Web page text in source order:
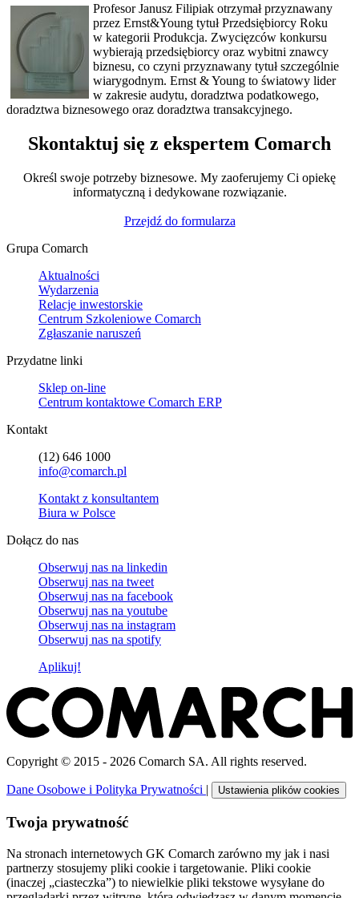
Profesor Janusz Filipiak otrzymał przyznawany
przez Ernst&Young tytuł Przedsiębiorcy Roku
w kategorii Produkcja. Zwycięzców konkursu
wybierają przedsiębiorcy oraz wybitni znawcy
biznesu, co czyni przyznawany tytuł szczególnie
wiarygodnym. Ernst & Young to światowy lider
w zakresie audytu, doradztwa podatkowego,
doradztwa biznesowego oraz doradztwa transakcyjnego.
Skontaktuj się z ekspertem Comarch
Określ swoje potrzeby biznesowe. My zaoferujemy Ci opiekę
informatyczną i dedykowane rozwiązanie.
Przejdź do formularza
Grupa Comarch
Aktualności
Wydarzenia
Relacje inwestorskie
Centrum Szkoleniowe Comarch
Zgłaszanie naruszeń
Przydatne linki
Sklep on-line
Centrum kontaktowe Comarch ERP
Kontakt
(12) 646 1000
info@comarch.pl
Kontakt z konsultantem
Biura w Polsce
Dołącz do nas
Obserwuj nas na linkedin
Obserwuj nas na tweet
Obserwuj nas na facebook
Obserwuj nas na youtube
Obserwuj nas na instagram
Obserwuj nas na spotify
Aplikuj!
Copyright © 2015 - 2026 Comarch SA. All rights reserved.
Dane Osobowe i Polityka Prywatności | Ustawienia plików cookies
Twoja prywatność
Na stronach internetowych GK Comarch zarówno my jak i nasi
partnerzy stosujemy pliki cookie i targetowanie. Pliki cookie
(inaczej „ciasteczka”) to niewielkie pliki tekstowe wysyłane do